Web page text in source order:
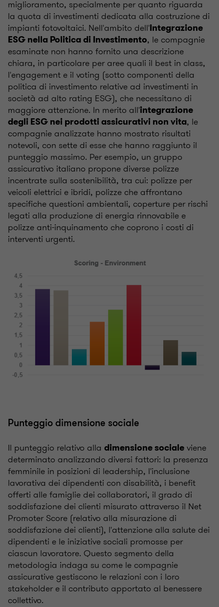
miglioramento, specialmente per quanto riguarda
la quota di investimenti dedicata alla costruzione di
impianti fotovoltaici. Nell'ambito dell'Integrazione
ESG nella Politica di Investimento, le compagnie
esaminate non hanno fornito una descrizione
chiara, in particolare per aree quali il best in class,
l'engagement e il voting (sotto componenti della
politica di investimento relative ad investimenti in
società ad alto rating ESG), che necessitano di
maggiore attenzione. In merito all'integrazione
degli ESG nei prodotti assicurativi non vita, le
compagnie analizzate hanno mostrato risultati
notevoli, con sette di esse che hanno raggiunto il
punteggio massimo. Per esempio, un gruppo
assicurativo italiano propone diverse polizze
incentrate sulla sostenibilità, tra cui: polizze per
veicoli elettrici e ibridi, polizze che affrontano
specifiche questioni ambientali, coperture per rischi
legati alla produzione di energia rinnovabile e
polizze anti-inquinamento che coprono i costi di
interventi urgenti.
Punteggio dimensione sociale
Il punteggio relativo alla dimensione sociale viene
determinato analizzando diversi fattori: la presenza
femminile in posizioni di leadership, l'inclusione
lavorativa dei dipendenti con disabilità, i benefit
offerti alle famiglie dei collaboratori, il grado di
soddisfazione dei clienti misurato attraverso il Net
Promoter Score (relativo alla misurazione di
soddisfazione dei clienti), l'attenzione alla salute dei
dipendenti e le iniziative sociali promosse per
ciascun lavoratore. Questo segmento della
metodologia indaga su come le compagnie
assicurative gestiscono le relazioni con i loro
stakeholder e il contributo apportato al benessere
collettivo.